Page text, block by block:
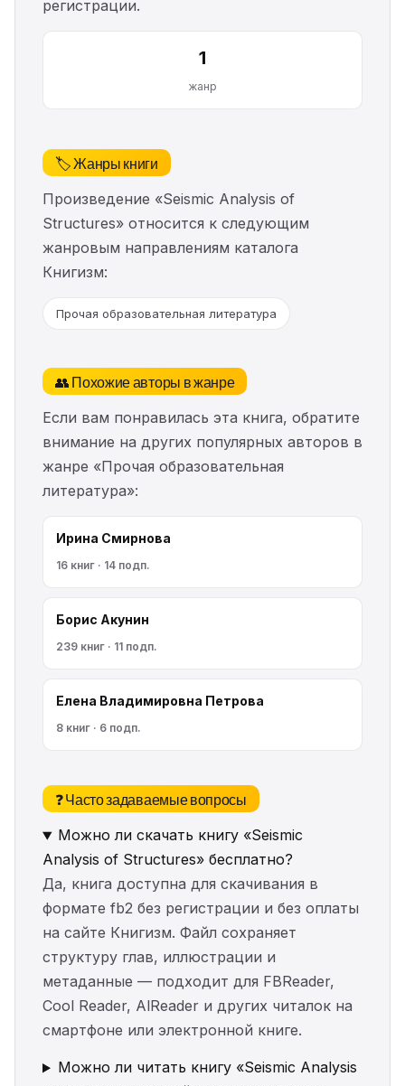
регистрации.
1
жанр
🏷️ Жанры книги
Произведение «Seismic Analysis of
Structures» относится к следующим
жанровым направлениям каталога
Книгизм:
Прочая образовательная литература
👥 Похожие авторы в жанре
Если вам понравилась эта книга, обратите
внимание на других популярных авторов в
жанре «Прочая образовательная
литература»:
Ирина Смирнова
16 книг · 14 подп.
Борис Акунин
239 книг · 11 подп.
Елена Владимировна Петрова
8 книг · 6 подп.
❓ Часто задаваемые вопросы
Можно ли скачать книгу «Seismic
Analysis of Structures» бесплатно?
Да, книга доступна для скачивания в
формате fb2 без регистрации и без оплаты
на сайте Книгизм. Файл сохраняет
структуру глав, иллюстрации и
метаданные — подходит для FBReader,
Cool Reader, AlReader и других читалок на
смартфоне или электронной книге.
Можно ли читать книгу «Seismic Analysis